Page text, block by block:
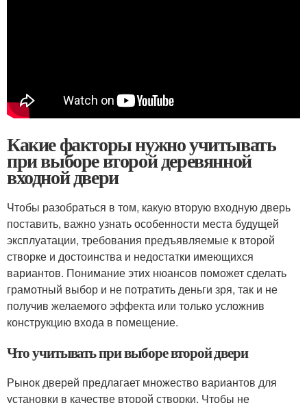
Какие факторы нужно учитывать
при выборе второй деревянной
входной двери
Чтобы разобраться в том, какую вторую входную дверь
поставить, важно узнать особенности места будущей
эксплуатации, требования предъявляемые к второй
створке и достоинства и недостатки имеющихся
вариантов. Понимание этих нюансов поможет сделать
грамотный выбор и не потратить деньги зря, так и не
получив желаемого эффекта или только усложнив
конструкцию входа в помещение.
Что учитывать при выборе второй двери
Рынок дверей предлагает множество вариантов для
установки в качестве второй створки. Чтобы не